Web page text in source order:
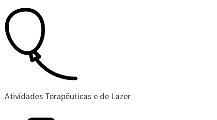
Atividades Terapêuticas e de Lazer